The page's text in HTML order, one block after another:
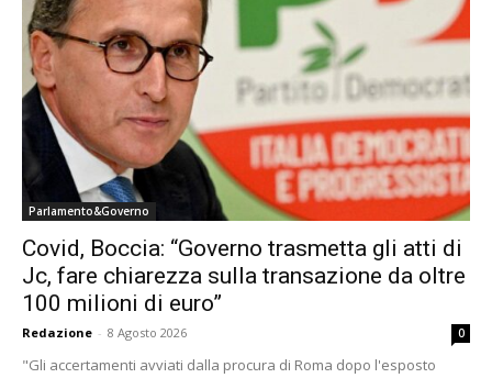
Parlamento&Governo
Covid, Boccia: “Governo trasmetta gli atti di
Jc, fare chiarezza sulla transazione da oltre
100 milioni di euro”
Redazione - 8 Agosto 2026 0
"Gli accertamenti avviati dalla procura di Roma dopo l'esposto